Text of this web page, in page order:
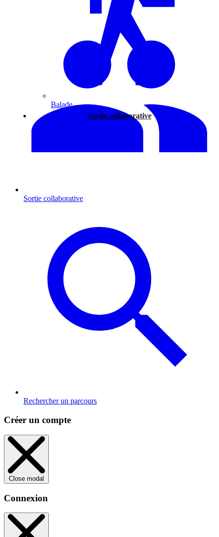
Balade
Sortie collaborative
Sortie collaborative
Rechercher un parcours
Créer un compte
Close modal
Connexion